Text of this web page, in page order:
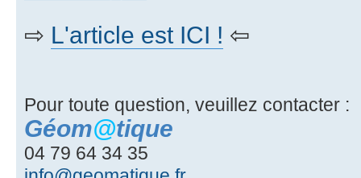
⇨ L'article est ICI ! ⇦
Pour toute question, veuillez contacter :
Géom@tique
04 79 64 34 35